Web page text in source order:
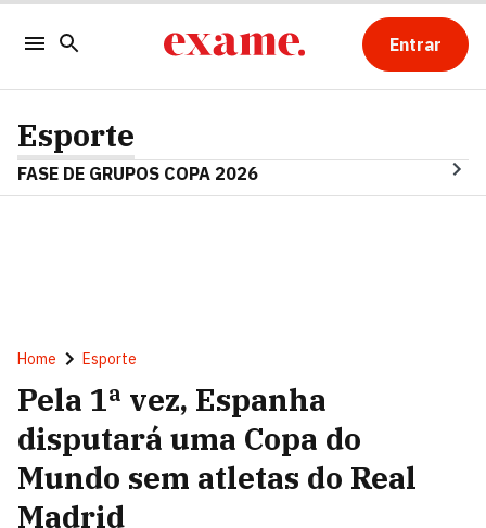
Entrar
Esporte
FASE DE GRUPOS COPA 2026
Home Esporte
Pela 1ª vez, Espanha
disputará uma Copa do
Mundo sem atletas do Real
Madrid